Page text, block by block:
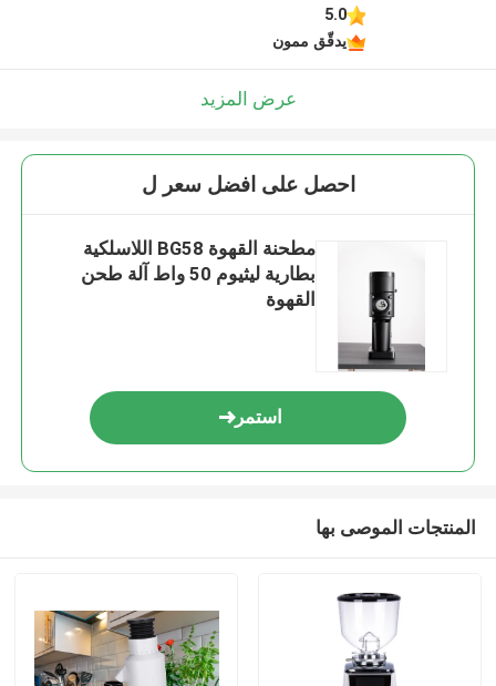
5.0
يدقّق ممون
عرض المزيد
احصل على افضل سعر ل
مطحنة القهوة BG58 اللاسلكية
بطارية ليثيوم 50 واط آلة طحن
القهوة
استمر
المنتجات الموصى بها